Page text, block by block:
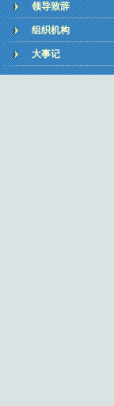
领导致辞
组织机构
大事记